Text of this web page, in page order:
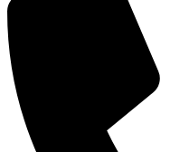
Zobrazit větší mapu
Kontakty